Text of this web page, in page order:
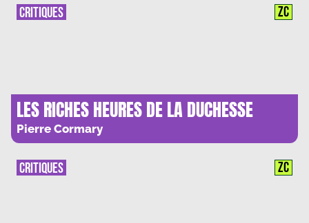
LES RICHES HEURES DE LA DUCHESSE
D’HOCHET
Pierre Cormary
CRITIQUES ZC
CRITIQUES ZC